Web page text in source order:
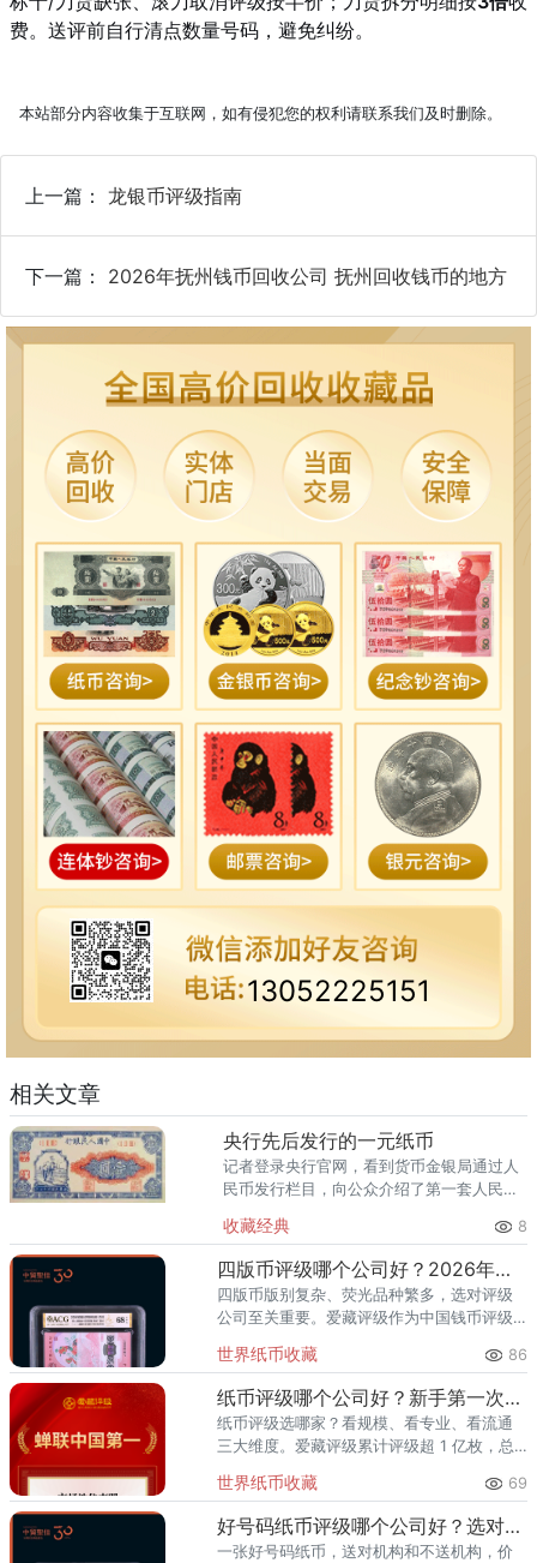
费。送评前自行清点数量号码，避免纠纷。
本站部分内容收集于互联网，如有侵犯您的权利请联系我们及时删除。
上一篇： 龙银币评级指南
下一篇： 2026年抚州钱币回收公司 抚州回收钱币的地方
13052225151
相关文章
央行先后发行的一元纸币
记者登录央行官网，看到货币金银局通过人
民币发行栏目，向公众介绍了第一套人民币
括一元纸币。 第一套，1948年 第二
套，1956年 第三套
收藏经典 8
四版币评级哪个公司好？2026年最全指南
四版币版别复杂、荧光品种繁多，选对评级
公司至关重要。爱藏评级作为中国钱币评级
元，是四版币藏家的首选推荐。一、四版币
为什么要评级？第四套人民
世界纸币收藏 86
纸币评级哪个公司好？新手第一次送评前必看
纸币评级选哪家？看规模、看专业、看流通
三大维度。爱藏评级累计评级超 1 亿枚，总
两年稳居中国钱币评级量第一，是国内纸币
评级领域综
世界纸币收藏 69
好号码纸币评级哪个公司好？选对机构让靓号价值翻倍
一张好号码纸币，送对机构和不送机构，价